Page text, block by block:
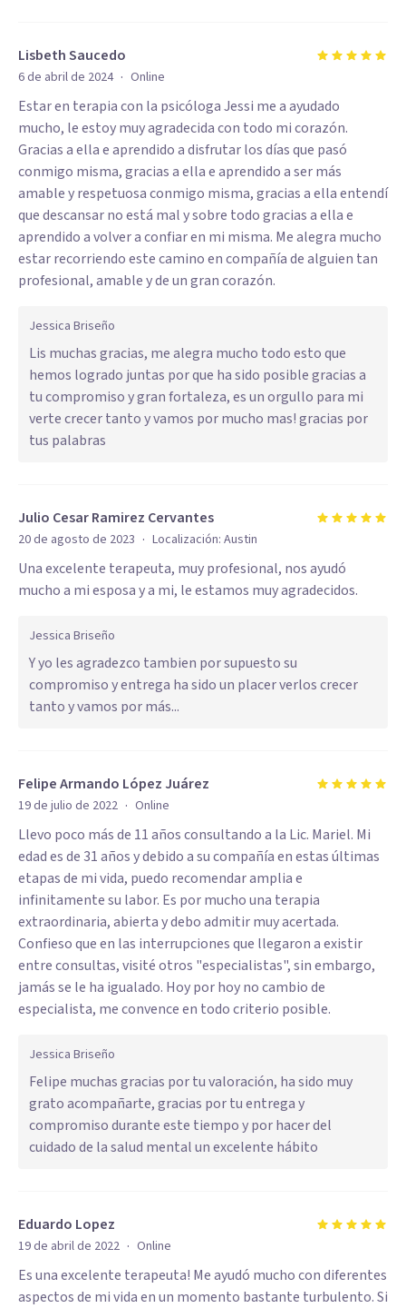
Lisbeth Saucedo
6 de abril de 2024 · Online
Estar en terapia con la psicóloga Jessi me a ayudado
mucho, le estoy muy agradecida con todo mi corazón.
Gracias a ella e aprendido a disfrutar los días que pasó
conmigo misma, gracias a ella e aprendido a ser más
amable y respetuosa conmigo misma, gracias a ella entendí
que descansar no está mal y sobre todo gracias a ella e
aprendido a volver a confiar en mi misma. Me alegra mucho
estar recorriendo este camino en compañía de alguien tan
profesional, amable y de un gran corazón.
Jessica Briseño
Lis muchas gracias, me alegra mucho todo esto que
hemos logrado juntas por que ha sido posible gracias a
tu compromiso y gran fortaleza, es un orgullo para mi
verte crecer tanto y vamos por mucho mas! gracias por
tus palabras
Julio Cesar Ramirez Cervantes
20 de agosto de 2023 · Localización: Austin
Una excelente terapeuta, muy profesional, nos ayudó
mucho a mi esposa y a mi, le estamos muy agradecidos.
Jessica Briseño
Y yo les agradezco tambien por supuesto su
compromiso y entrega ha sido un placer verlos crecer
tanto y vamos por más...
Felipe Armando López Juárez
19 de julio de 2022 · Online
Llevo poco más de 11 años consultando a la Lic. Mariel. Mi
edad es de 31 años y debido a su compañía en estas últimas
etapas de mi vida, puedo recomendar amplia e
infinitamente su labor. Es por mucho una terapia
extraordinaria, abierta y debo admitir muy acertada.
Confieso que en las interrupciones que llegaron a existir
entre consultas, visité otros "especialistas", sin embargo,
jamás se le ha igualado. Hoy por hoy no cambio de
especialista, me convence en todo criterio posible.
Jessica Briseño
Felipe muchas gracias por tu valoración, ha sido muy
grato acompañarte, gracias por tu entrega y
compromiso durante este tiempo y por hacer del
cuidado de la salud mental un excelente hábito
Eduardo Lopez
19 de abril de 2022 · Online
Es una excelente terapeuta! Me ayudó mucho con diferentes
aspectos de mi vida en un momento bastante turbulento. Si